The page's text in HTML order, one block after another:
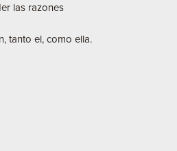
las razones
tanto el, como ella.